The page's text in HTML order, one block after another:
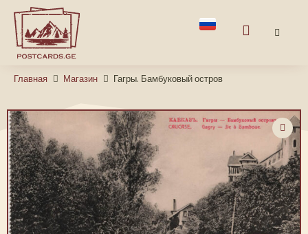
Главная Магазин Гагры. Бамбуковый остров